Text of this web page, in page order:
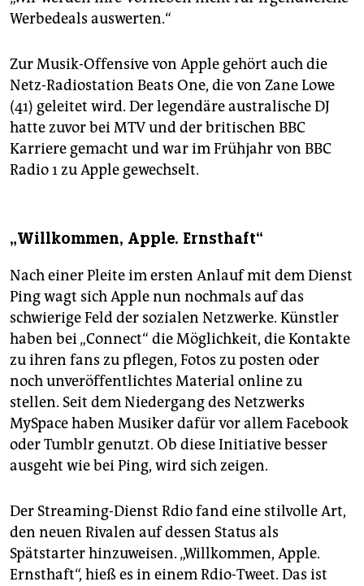
Werbedeals auswerten.“
Zur Musik-Offensive von Apple gehört auch die
Netz-Radiostation Beats One, die von Zane Lowe
(41) geleitet wird. Der legendäre australische DJ
hatte zuvor bei MTV und der britischen BBC
Karriere gemacht und war im Frühjahr von BBC
Radio 1 zu Apple gewechselt.
„Willkommen, Apple. Ernsthaft“
Nach einer Pleite im ersten Anlauf mit dem Dienst
Ping wagt sich Apple nun nochmals auf das
schwierige Feld der sozialen Netzwerke. Künstler
haben bei „Connect“ die Möglichkeit, die Kontakte
zu ihren fans zu pflegen, Fotos zu posten oder
noch unveröffentlichtes Material online zu
stellen. Seit dem Niedergang des Netzwerks
MySpace haben Musiker dafür vor allem Facebook
oder Tumblr genutzt. Ob diese Initiative besser
ausgeht wie bei Ping, wird sich zeigen.
Der Streaming-Dienst Rdio fand eine stilvolle Art,
den neuen Rivalen auf dessen Status als
Spätstarter hinzuweisen. „Willkommen, Apple.
Ernsthaft“, hieß es in einem Rdio-Tweet. Das ist